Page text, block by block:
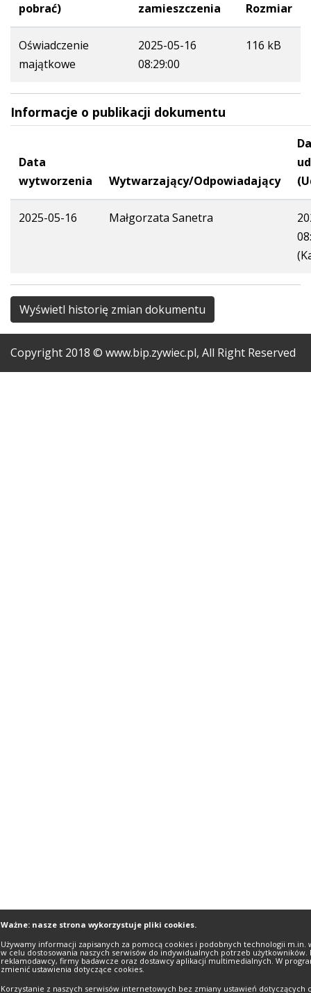
pobrać)
zamieszczenia
Rozmiar
Oświadczenie
majątkowe
2025-05-16
08:29:00
116 kB
Informacje o publikacji dokumentu
Data
wytworzenia
Wytwarzający/Odpowiadający
2025-05-16 Małgorzata Sanetra
Wyświetl historię zmian dokumentu
Copyright 2018 © www.bip.zywiec.pl, All Right Reserved
Ważne: nasze strona wykorzystuje pliki cookies.
Używamy informacji zapisanych za pomocą cookies i podobnych technologii
w celu dostosowania naszych serwisów do indywidualnych potrzeb użytkowników.
reklamodawcy, firmy badawcze oraz dostawcy aplikacji multimedialnych. W
zmienić ustawienia dotyczące cookies.
Korzystanie z naszych serwisów internetowych bez zmiany ustawień dotyczących